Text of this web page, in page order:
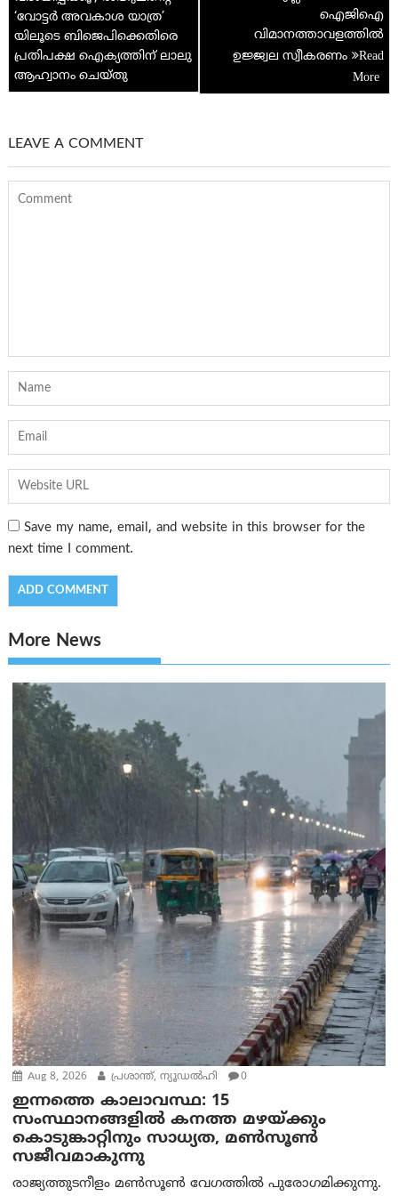
‘വോട്ടർ അവകാശ യാത്ര’
യിലൂടെ ബിജെപിക്കെതിരെ
പ്രതിപക്ഷ ഐക്യത്തിന് ലാലു
ആഹ്വാനം ചെയ്തു
ഐജിഐ
വിമാനത്താവളത്തിൽ
ഉജ്ജ്വല സ്വീകരണം
LEAVE A COMMENT
Save my name, email, and website in this browser for the
next time I comment.
More News
Aug 8, 2026 പ്രശാന്ത്, ന്യൂഡല്‍ഹി 0
ഇന്നത്തെ കാലാവസ്ഥ: 15
സംസ്ഥാനങ്ങളിൽ കനത്ത മഴയ്ക്കും
കൊടുങ്കാറ്റിനും സാധ്യത, മൺസൂൺ
സജീവമാകുന്നു
രാജ്യത്തുടനീളം മൺസൂൺ വേഗത്തിൽ പുരോഗമിക്കുന്നു.